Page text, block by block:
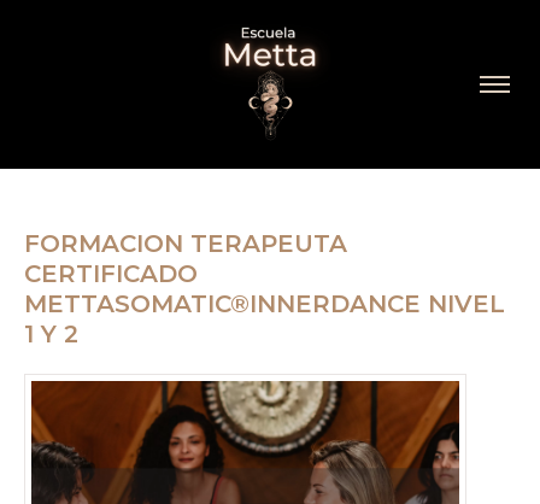
FORMACION TERAPEUTA
CERTIFICADO
METTASOMATIC®INNERDANCE NIVEL
1 Y 2